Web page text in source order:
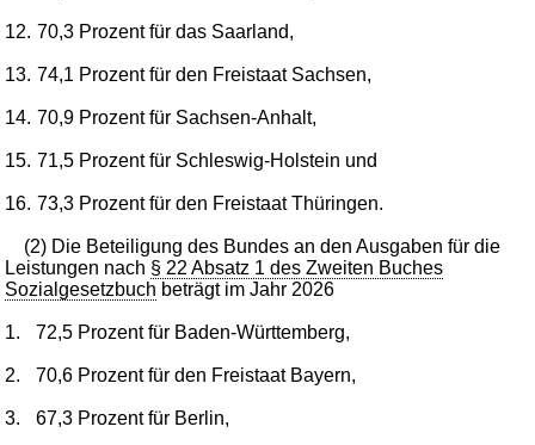
12. 70,3 Prozent für das Saarland,
13. 74,1 Prozent für den Freistaat Sachsen,
14. 70,9 Prozent für Sachsen-Anhalt,
15. 71,5 Prozent für Schleswig-Holstein und
16. 73,3 Prozent für den Freistaat Thüringen.
(2) Die Beteiligung des Bundes an den Ausgaben für die
Leistungen nach § 22 Absatz 1 des Zweiten Buches
Sozialgesetzbuch beträgt im Jahr 2026
1. 72,5 Prozent für Baden-Württemberg,
2. 70,6 Prozent für den Freistaat Bayern,
3. 67,3 Prozent für Berlin,